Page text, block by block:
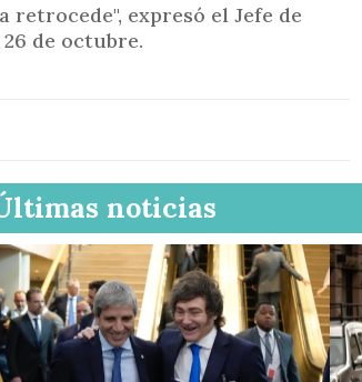
retrocede", expresó el Jefe de
de octubre.
noticias